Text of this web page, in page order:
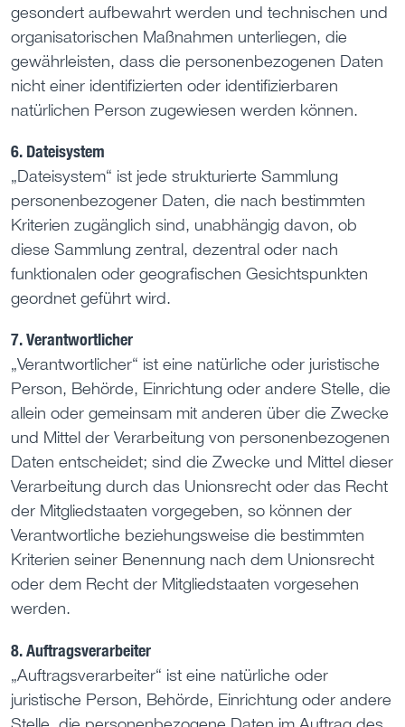
gesondert aufbewahrt werden und technischen und
organisatorischen Maßnahmen unterliegen, die
gewährleisten, dass die personenbezogenen Daten
nicht einer identifizierten oder identifizierbaren
natürlichen Person zugewiesen werden können.
6. Dateisystem
„Dateisystem“ ist jede strukturierte Sammlung
personenbezogener Daten, die nach bestimmten
Kriterien zugänglich sind, unabhängig davon, ob
diese Sammlung zentral, dezentral oder nach
funktionalen oder geografischen Gesichtspunkten
geordnet geführt wird.
7. Verantwortlicher
„Verantwortlicher“ ist eine natürliche oder juristische
Person, Behörde, Einrichtung oder andere Stelle, die
allein oder gemeinsam mit anderen über die Zwecke
und Mittel der Verarbeitung von personenbezogenen
Daten entscheidet; sind die Zwecke und Mittel dieser
Verarbeitung durch das Unionsrecht oder das Recht
der Mitgliedstaaten vorgegeben, so können der
Verantwortliche beziehungsweise die bestimmten
Kriterien seiner Benennung nach dem Unionsrecht
oder dem Recht der Mitgliedstaaten vorgesehen
werden.
8. Auftragsverarbeiter
„Auftragsverarbeiter“ ist eine natürliche oder
juristische Person, Behörde, Einrichtung oder andere